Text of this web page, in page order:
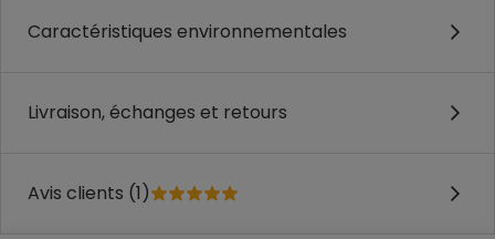
Caractéristiques environnementales
Livraison, échanges et retours
Avis clients (1)